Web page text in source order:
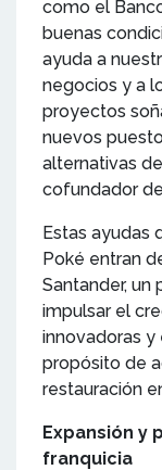
como el
buenas
ayuda a
negocios y a
proyectos
nuevos
alternativas
cofundador
Estas ayudas
Poké entran
Santander,
impulsar el
innovadoras y
propósito de
restauración
Expansión y
franquicia